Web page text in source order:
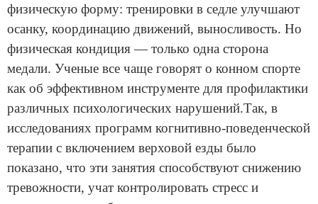
физическую форму: тренировки в седле улучшают
осанку, координацию движений, выносливость. Но
физическая кондиция — только одна сторона
медали. Ученые все чаще говорят о конном спорте
как об эффективном инструменте для профилактики
различных психологических нарушений.Так, в
исследованиях программ когнитивно-поведенческой
терапии с включением верховой езды было
показано, что эти занятия способствуют снижению
тревожности, учат контролировать стресс и